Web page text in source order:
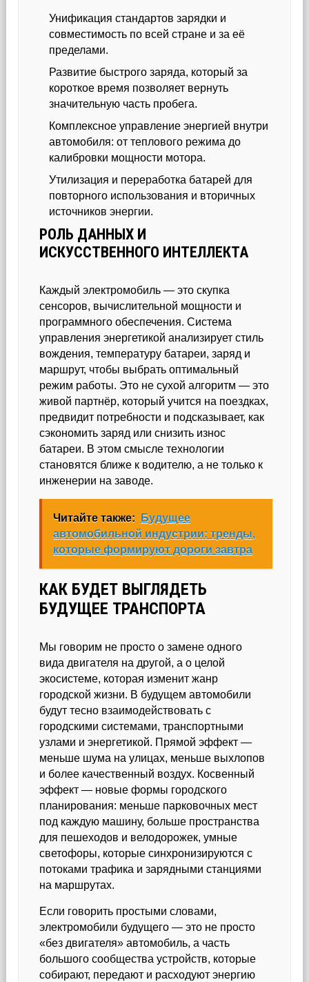
Унификация стандартов зарядки и
совместимость по всей стране и за её
пределами.
Развитие быстрого заряда, который за
короткое время позволяет вернуть
значительную часть пробега.
Комплексное управление энергией внутри
автомобиля: от теплового режима до
калибровки мощности мотора.
Утилизация и переработка батарей для
повторного использования и вторичных
источников энергии.
РОЛЬ ДАННЫХ И
ИСКУССТВЕННОГО ИНТЕЛЛЕКТА
Каждый электромобиль — это скупка
сенсоров, вычислительной мощности и
программного обеспечения. Система
управления энергетикой анализирует стиль
вождения, температуру батареи, заряд и
маршрут, чтобы выбрать оптимальный
режим работы. Это не сухой алгоритм — это
живой партнёр, который учится на поездках,
предвидит потребности и подсказывает, как
сэкономить заряд или снизить износ
батареи. В этом смысле технологии
становятся ближе к водителю, а не только к
инженерии на заводе.
Читайте также:
Будущее
автомобильной индустрии: тренды,
которые формируют дороги завтра
КАК БУДЕТ ВЫГЛЯДЕТЬ
БУДУЩЕЕ ТРАНСПОРТА
Мы говорим не просто о замене одного
вида двигателя на другой, а о целой
экосистеме, которая изменит жанр
городской жизни. В будущем автомобили
будут тесно взаимодействовать с
городскими системами, транспортными
узлами и энергетикой. Прямой эффект —
меньше шума на улицах, меньше выхлопов
и более качественный воздух. Косвенный
эффект — новые формы городского
планирования: меньше парковочных мест
под каждую машину, больше пространства
для пешеходов и велодорожек, умные
светофоры, которые синхронизируются с
потоками трафика и зарядными станциями
на маршрутах.
Если говорить простыми словами,
электромобили будущего — это не просто
«без двигателя» автомобиль, а часть
большого сообщества устройств, которые
собирают, передают и расходуют энергию